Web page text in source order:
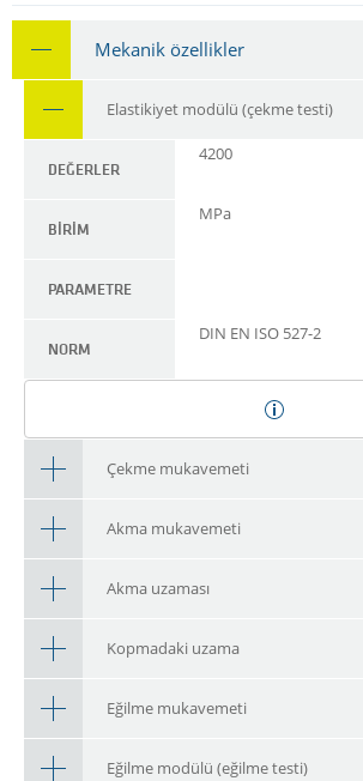
Mekanik özellikler
Elastikiyet modülü (çekme testi)
DEĞERLER
4200
BIRIM
MPa
PARAMETRE
NORM
DIN EN ISO 527-2
Çekme mukavemeti
Akma mukavemeti
Akma uzaması
Kopmadaki uzama
Eğilme mukavemeti
Eğilme modülü (eğilme testi)